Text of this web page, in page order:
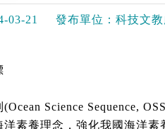
03-21 發布單位： 科技文教
Science Sequence,
洋素養理念，強化我國海洋素